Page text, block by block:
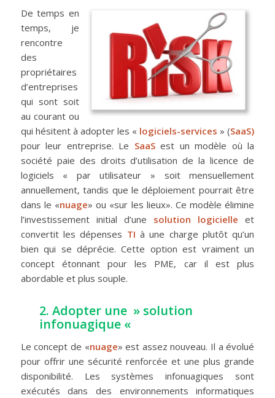
De temps en
temps, je
rencontre
des
propriétaires
d’entreprises
qui sont soit
au courant ou
qui hésitent à adopter les « logiciels-services » (SaaS)
pour leur entreprise. Le SaaSest un modèle où la
société paie des droits d’utilisation de la licence de
logiciels « par utilisateur » soit mensuellement
annuellement, tandis que le déploiement pourrait être
dans le «nuage» ou «sur les lieux». Ce modèle élimine
l’investissement initial d’une solution logicielle et
convertit les dépenses TI à une charge plutôt qu’un
bien qui se déprécie. Cette option est vraiment un
concept étonnant pour les PME, car il est plus
abordable et plus souple.
2. Adopter une » solution
infonuagique «
Le concept de «nuage» est assez nouveau. Il a évolué
pour offrir une sécurité renforcée et une plus grande
disponibilité. Les systèmes infonuagiques sont
exécutés dans des environnements informatiques